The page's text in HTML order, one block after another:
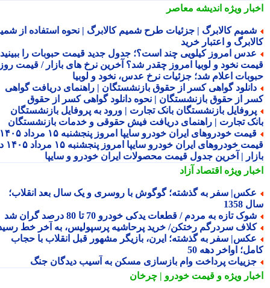
ویژهاندیشه معاصر
کالابرگ | جزئیات طرح شمیم کالابرگ | نحوه استفاده از شمیم
و اعتبار خرید
امروز کیلویی چند است؟؛ جدول جدید قیمت حبوبات را ببینید /
نخود و لوبیا امروز چقدر شد؟ آخرین نرخ های بازار / قیمت روز
اعلام شد؛ جزئیات نرخ عدس، نخود و لوبیا
گواهی کسر از حقوق بازنشستگان | راهنمای دریافت گواهی
از حقوق بازنشستگان | نحوه دانلود گواهی کسر از حقوق
بازنشستگان بانک تجارت | ورود به پروفایل بازنشستگان
تجارت | راهنمای دریافت فیش حقوقی و خدمات بازنشستگان
قیمت خودروهای ایران خودرو سایپا امروز پنجشنبه ۱۵ مرداد ۱۴۰۵ |
قیمت خودروهای ایران خودرو سایپا امروز پنجشنبه ۱۵ مرداد ۱۴۰۵ در
| آخرین جدول قیمت محصولات ایران خودرو و سایپا
ویژهاقتصاد آزاد
سفر به گذشته؛ گوگوش با روسری و یک سال بعد انقلاب؛
1358
تازه به مردم / قطعات یدکی خودرو 70 تا 80 درصد گران شد
سردرگم رختکن/ خرید پرحاشیه پرسپولیس، به آخر خط رسید!
سفر به گذشته؛ ایرن، بازیگر مشهور قبل انقلاب با حجاب
اواخر دهه 50
پرداخت وام بازسازی مسکن به آسیب دیدگان جنگ
ویژهو قیمت خودرو | چرخان